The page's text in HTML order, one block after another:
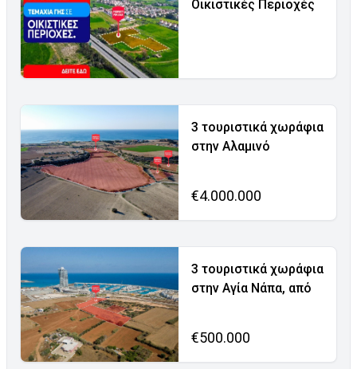
Οικιστικές Περιοχές
3 τουριστικά χωράφια
στην Αλαμινό
€4.000.000
3 τουριστικά χωράφια
στην Αγία Νάπα, από
€500.000